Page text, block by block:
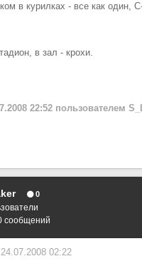
в курилках - все как один,
в зал - крохи.
22:52 пользователем
0
сообщений
24.07.2008 02:22